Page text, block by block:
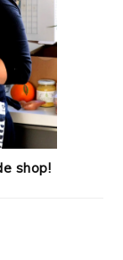
shop!